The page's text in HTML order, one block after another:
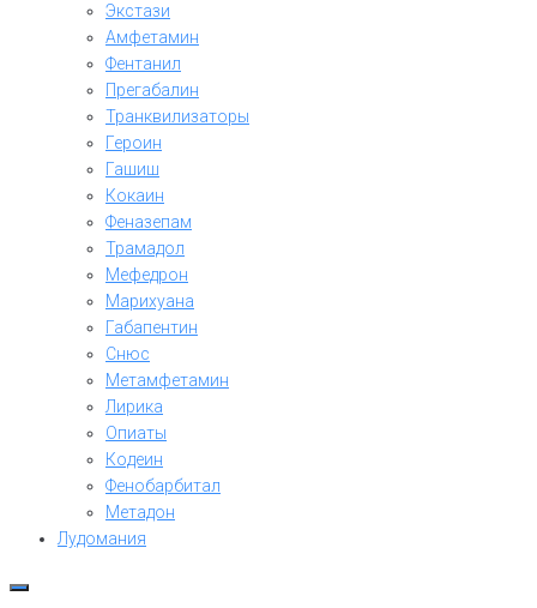
Экстази
Амфетамин
Фентанил
Прегабалин
Транквилизаторы
Героин
Гашиш
Кокаин
Феназепам
Трамадол
Мефедрон
Марихуана
Габапентин
Снюс
Метамфетамин
Лирика
Опиаты
Кодеин
Фенобарбитал
Метадон
Лудомания